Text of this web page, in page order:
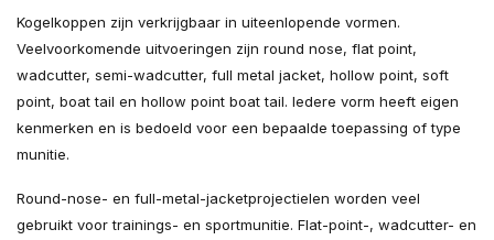
Kogelkoppen zijn verkrijgbaar in uiteenlopende vormen.
Veelvoorkomende uitvoeringen zijn round nose, flat point,
wadcutter, semi-wadcutter, full metal jacket, hollow point, soft
point, boat tail en hollow point boat tail. Iedere vorm heeft eigen
kenmerken en is bedoeld voor een bepaalde toepassing of type
munitie.
Round-nose- en full-metal-jacketprojectielen worden veel
gebruikt voor trainings- en sportmunitie. Flat-point-, wadcutter- en